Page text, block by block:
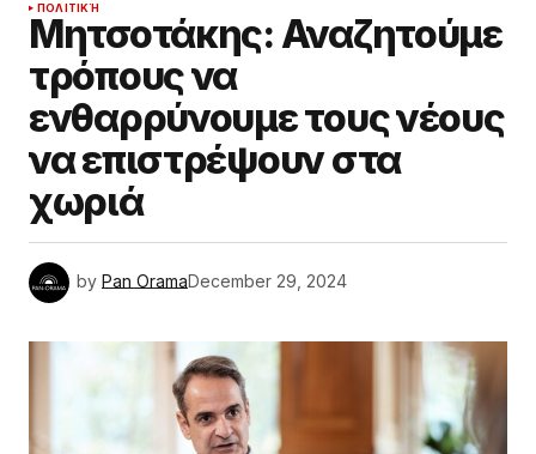
ΠΟΛΙΤΙΚΉ
Μητσοτάκης: Αναζητούμε
τρόπους να
ενθαρρύνουμε τους νέους
να επιστρέψουν στα
χωριά
by Pan OramaDecember 29, 2024